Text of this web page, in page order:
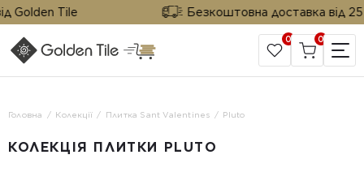
Golden Tile Безкоштовна доставка від 25
САЙТ КОМПАНІЇ
0 0
Головна Колекції Плитка Sant Valentines Pluto
КОЛЕКЦІЯ ПЛИТКИ PLUTO